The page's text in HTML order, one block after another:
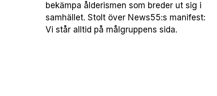
bekämpa ålderismen som breder ut sig i
samhället. Stolt över News55:s manifest:
Vi står alltid på målgruppens sida.